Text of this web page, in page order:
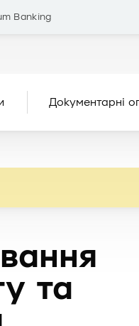
Banking
Документарні
та